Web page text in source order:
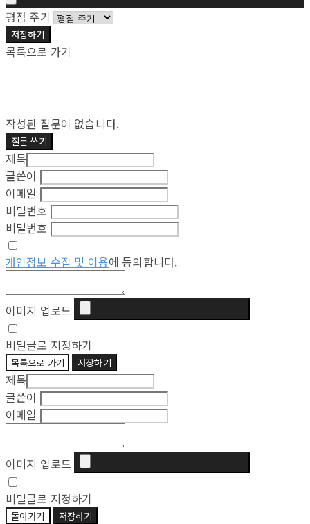
평점 주기
저장하기
목록으로 가기
작성된 질문이 없습니다.
질문 쓰기
제목
글쓴이
이메일
비밀번호
비밀번호
개인정보 수집 및 이용에 동의합니다.
이미지 업로드
비밀글로 지정하기
목록으로 가기 저장하기
제목
글쓴이
이메일
이미지 업로드
비밀글로 지정하기
돌아가기 저장하기